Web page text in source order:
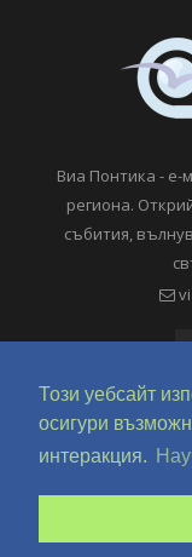
Този уебсайт
осигури
интеракция.
Виа Понтика - е-
региона.
събития,
Copyright © 2018-